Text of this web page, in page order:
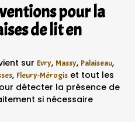
pour la
de lit en
sur Evry, Massy, Palaiseau,
, Fleury-Mérogis et tout les
détecter la présence de
si nécessaire